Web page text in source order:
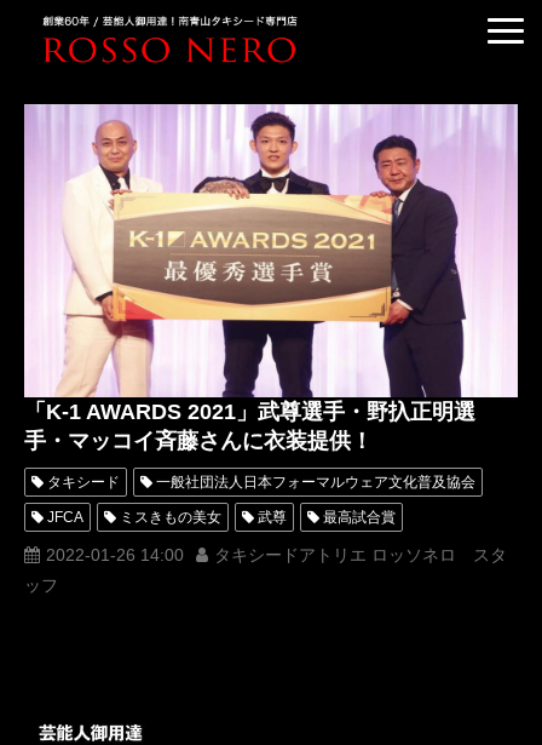
TUXEDO RENTAL
TUXEDO RANKING
CUSTOMER'S VOICE
COLUMN &BLOG
ABOUT US
ACCESS
「K-1 AWARDS 2021」武尊選手・野扖正明選
手・マッコイ斉藤さんに衣装提供！
タキシード 一般社団法人日本フォーマルウェア文化普及協会
JFCA ミスきもの美女 武尊 最高試合賞
最優秀選手賞 MVP オーダータキシード東京
レンタルタキシード東京
和島大海 ベストKO賞
2022-01-26 14:00
タキシードアトリエ ロッソネロ スタ
ッフ